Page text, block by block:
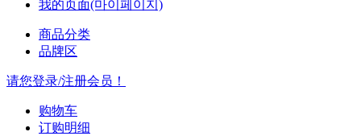
我的页面(마이페이지)
商品分类
品牌区
请您登录/注册会员！
购物车
订购明细